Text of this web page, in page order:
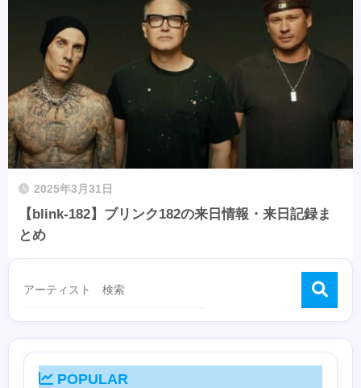
2025年3月31日
【blink-182】ブリンク182の来日情報・来日記録ま
とめ
POPULAR